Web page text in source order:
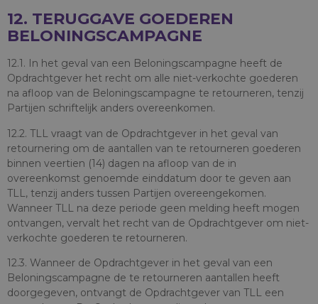
12. TERUGGAVE GOEDEREN
BELONINGSCAMPAGNE
12.1. In het geval van een Beloningscampagne heeft de
Opdrachtgever het recht om alle niet-verkochte goederen
na afloop van de Beloningscampagne te retourneren, tenzij
Partijen schriftelijk anders overeenkomen.
12.2. TLL vraagt van de Opdrachtgever in het geval van
retournering om de aantallen van te retourneren goederen
binnen veertien (14) dagen na afloop van de in
overeenkomst genoemde einddatum door te geven aan
TLL, tenzij anders tussen Partijen overeengekomen.
Wanneer TLL na deze periode geen melding heeft mogen
ontvangen, vervalt het recht van de Opdrachtgever om niet-
verkochte goederen te retourneren.
12.3. Wanneer de Opdrachtgever in het geval van een
Beloningscampagne de te retourneren aantallen heeft
doorgegeven, ontvangt de Opdrachtgever van TLL een